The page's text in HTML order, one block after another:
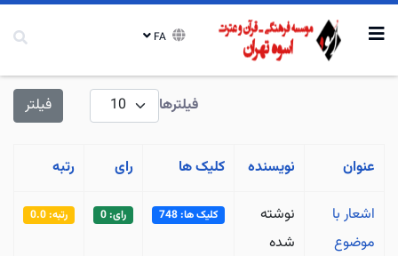
فیلترها نمایش # فیلتر
عنوان نویسنده کلیک ها رای رتبه
اشعار با
موضوع
نوشته
شده
کلیک ها: 748 رای: 0 رتبه: 0.0